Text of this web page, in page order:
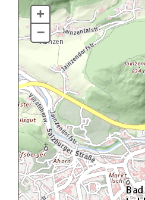
+
–